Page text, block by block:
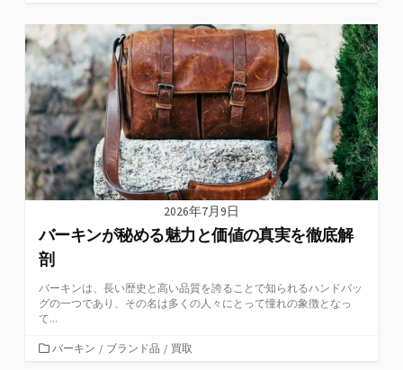
ゴ
リ
ー
2026年7月9日
バーキンが秘める魅力と価値の真実を徹底解
剖
バーキンは、長い歴史と高い品質を誇ることで知られるハンドバッ
グの一つであり、その名は多くの人々にとって憧れの象徴となっ
て...
カバーキン / ブランド品 / 買取